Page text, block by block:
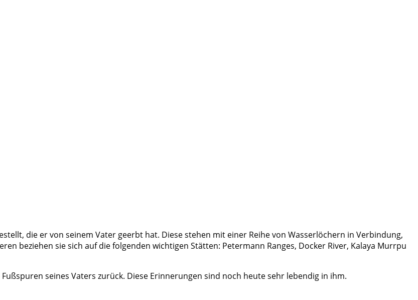
die er von seinem Vater geerbt hat. Diese stehen mit einer Reihe von Wasserlöchern in Verbindung,
beziehen sie sich auf die folgenden wichtigen Stätten: Petermann Ranges, Docker River, Kalaya Murrpu
seines Vaters zurück. Diese Erinnerungen sind noch heute sehr lebendig in ihm.